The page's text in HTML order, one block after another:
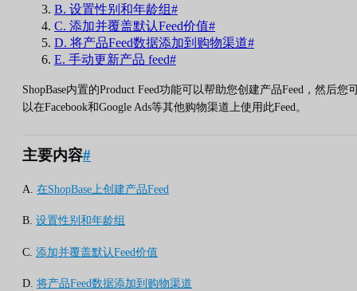
B. 设置性别和年龄组#
C. 添加并覆盖默认Feed价值#
D. 将产品Feed数据添加到购物渠道#
E. 手动更新产品 feed#
ShopBase内置的Product Feed功能可以帮助您创建产品Feed，然后您
以在Facebook和Google Ads等其他购物渠道上使用此Feed。
主要内容#
A. 在ShopBase上创建产品Feed
B. 设置性别和年龄组
C. 添加并覆盖默认Feed价值
D. 将产品Feed数据添加到购物渠道